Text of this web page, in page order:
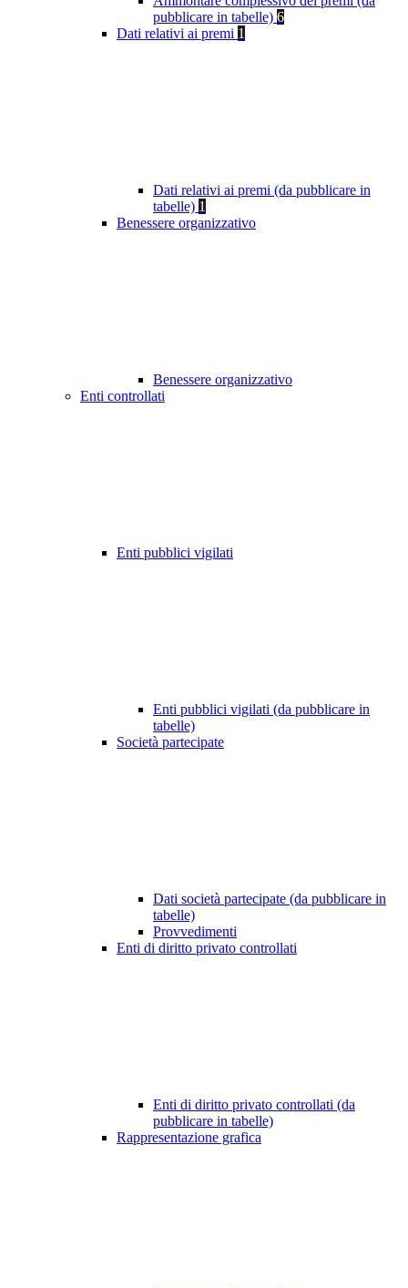
pubblicare in tabelle) 6
Dati relativi ai premi 1
Dati relativi ai premi (da pubblicare in
tabelle) 1
Benessere organizzativo
Benessere organizzativo
Enti controllati
Enti pubblici vigilati
Enti pubblici vigilati (da pubblicare in
tabelle)
Società partecipate
Dati società partecipate (da pubblicare in
tabelle)
Provvedimenti
Enti di diritto privato controllati
Enti di diritto privato controllati (da
pubblicare in tabelle)
Rappresentazione grafica